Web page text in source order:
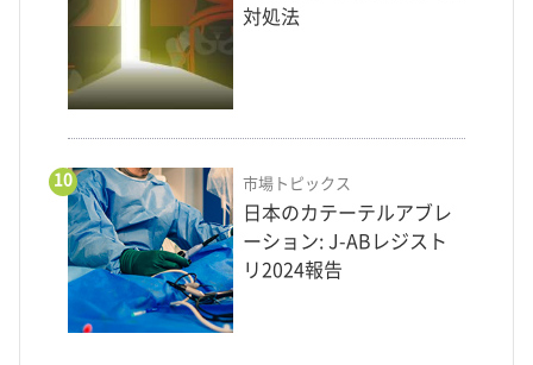
対処法
10 市場トピックス
日本のカテーテルアブレ
ーション: J-ABレジスト
リ2024報告